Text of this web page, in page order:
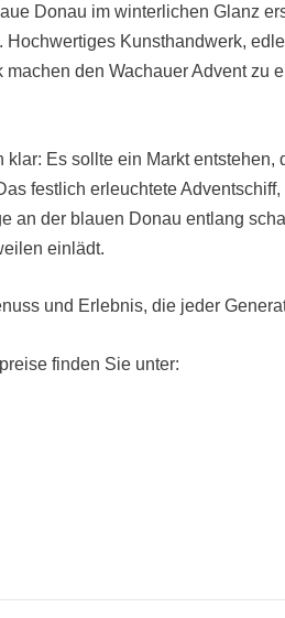
Donau im winterlichen Glanz
Kunsthandwerk,
den Wachauer Advent zu
Es sollte ein Markt entstehen,
festlich erleuchtete
an der blauen Donau entlang
einlädt.
und Erlebnis, die jeder
finden Sie unter: